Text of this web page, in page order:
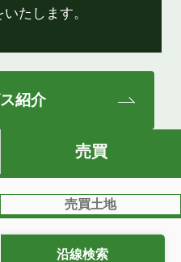
たします。
紹介
売買
売買土地
沿線検索